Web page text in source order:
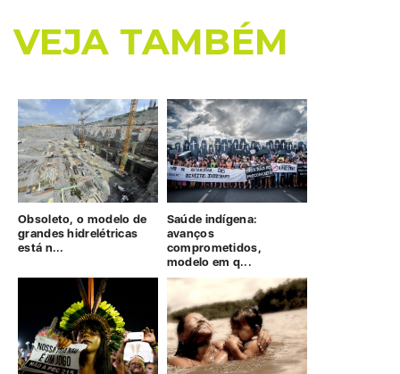
VEJA TAMBÉM
Obsoleto, o modelo de
grandes hidrelétricas
está n...
Saúde indígena:
avanços
comprometidos,
modelo em q...